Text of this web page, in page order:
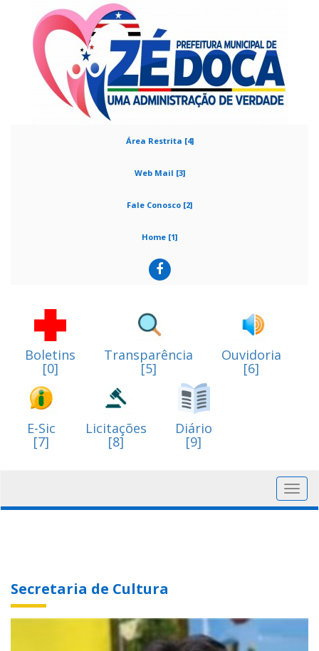
Área Restrita [4]
Web Mail [3]
Fale Conosco [2]
Home [1]
Boletins
[0]
Transparência
[5]
Ouvidoria
[6]
E-Sic
[7]
Licitações
[8]
Diário
[9]
Secretaria de Cultura